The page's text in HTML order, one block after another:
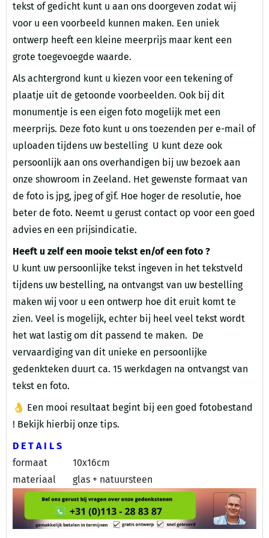
tekst of gedicht kunt u aan ons doorgeven zodat wij
voor u een voorbeeld kunnen maken. Een uniek
ontwerp heeft een kleine meerprijs maar kent een
grote toegevoegde waarde.
Als achtergrond kunt u kiezen voor een tekening of
plaatje uit de getoonde voorbeelden. Ook bij dit
monumentje is een eigen foto mogelijk met een
meerprijs. Deze foto kunt u ons toezenden per e-mail of
uploaden tijdens uw bestelling U kunt deze ook
persoonlijk aan ons overhandigen bij uw bezoek aan
onze showroom in Zeeland. Het gewenste formaat van
de foto is jpg, jpeg of gif. Hoe hoger de resolutie, hoe
beter de foto. Neemt u gerust contact op voor een goed
advies en een prijsindicatie.
Heeft u zelf een mooie tekst en/of een foto ?
U kunt uw persoonlijke tekst ingeven in het tekstveld
tijdens uw bestelling, na ontvangst van uw bestelling
maken wij voor u een ontwerp hoe dit eruit komt te
zien. Veel is mogelijk, echter bij heel veel tekst wordt
het wat lastig om dit passend te maken. De
vervaardiging van dit unieke en persoonlijke
gedenkteken duurt ca. 15 werkdagen na ontvangst van
tekst en foto.
👌 Een mooi resultaat begint bij een goed fotobestand
! Bekijk hierbij onze tips.
D E T A I L S
formaat
10x16cm
materiaal
glas + natuursteen